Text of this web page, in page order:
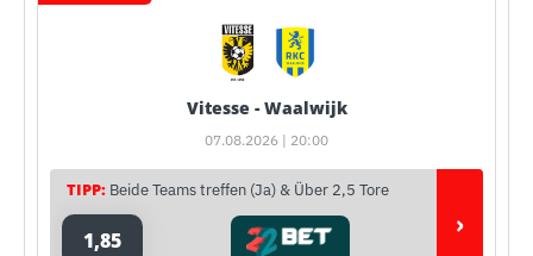
Vitesse - Waalwijk
07.08.2026 | 20:00
TIPP: Beide Teams treffen (Ja) & Über 2,5 Tore
1,85 ›